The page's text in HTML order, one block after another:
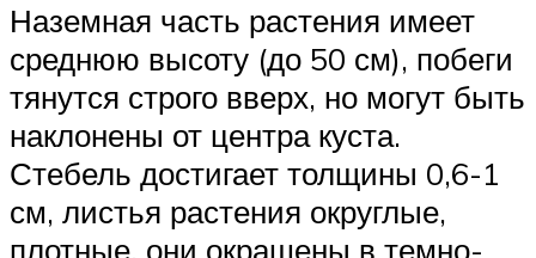
Наземная часть растения имеет
среднюю высоту (до 50 см), побеги
тянутся строго вверх, но могут быть
наклонены от центра куста.
Стебель достигает толщины 0,6-1
см, листья растения округлые,
плотные, они окрашены в темно-